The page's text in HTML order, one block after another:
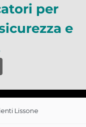
per
e
Lissone